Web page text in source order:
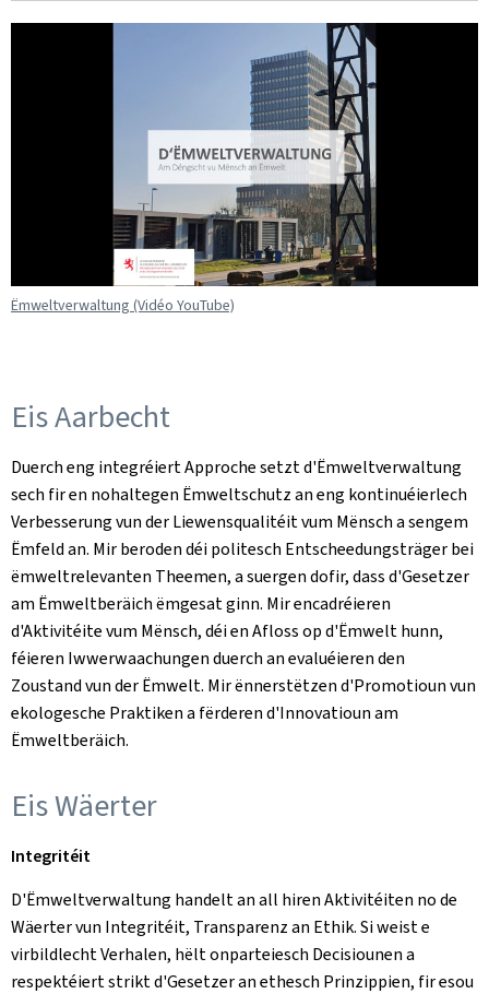
Ëmweltverwaltung (Vidéo YouTube)
Eis Aarbecht
Duerch eng integréiert Approche setzt d'Ëmweltverwaltung
sech fir en nohaltegen Ëmweltschutz an eng kontinuéierlech
Verbesserung vun der Liewensqualitéit vum Mënsch a sengem
Ëmfeld an. Mir beroden déi politesch Entscheedungsträger bei
ëmweltrelevanten Theemen, a suergen dofir, dass d'Gesetzer
am Ëmweltberäich ëmgesat ginn. Mir encadréieren
d'Aktivitéite vum Mënsch, déi en Afloss op d'Ëmwelt hunn,
féieren Iwwerwaachungen duerch an evaluéieren den
Zoustand vun der Ëmwelt. Mir ënnerstëtzen d'Promotioun vun
ekologesche Praktiken a fërderen d'Innovatioun am
Ëmweltberäich.
Eis Wäerter
Integritéit
D'Ëmweltverwaltung handelt an all hiren Aktivitéiten no de
Wäerter vun Integritéit, Transparenz an Ethik. Si weist e
virbildlecht Verhalen, hëlt onparteiesch Decisiounen a
respektéiert strikt d'Gesetzer an ethesch Prinzippien, fir esou